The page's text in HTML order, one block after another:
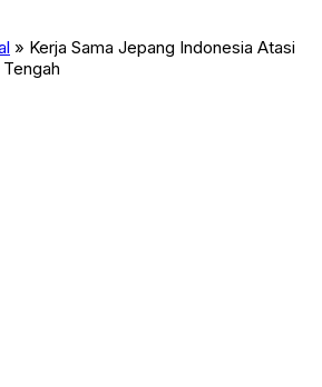
» Kerja Sama Jepang Indonesia Atasi